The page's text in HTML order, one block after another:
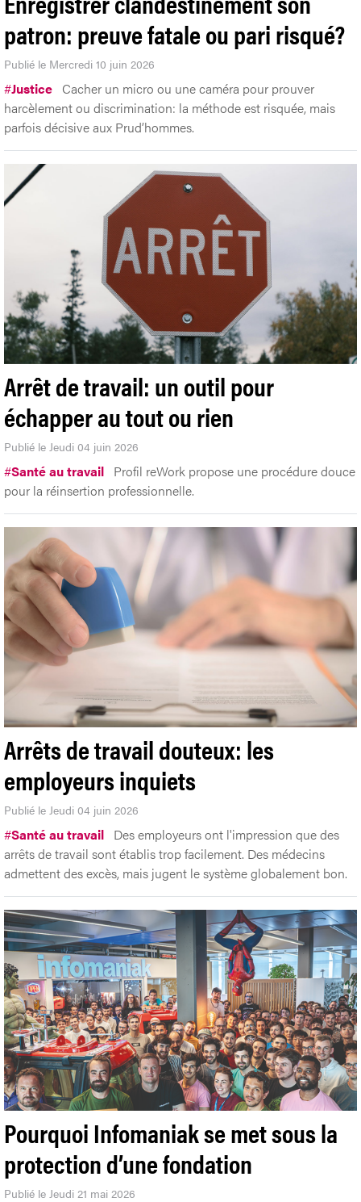
patron: preuve fatale ou pari risqué?
Publié le Mercredi 10 juin 2026
#Justice Cacher un micro ou une caméra pour prouver
harcèlement ou discrimination: la méthode est risquée, mais
parfois décisive aux Prud’hommes.
Arrêt de travail: un outil pour
échapper au tout ou rien
Publié le Jeudi 04 juin 2026
#Santé au travail Profil reWork propose une procédure douce
pour la réinsertion professionnelle.
Arrêts de travail douteux: les
employeurs inquiets
Publié le Jeudi 04 juin 2026
#Santé au travail Des employeurs ont l'impression que des
arrêts de travail sont établis trop facilement. Des médecins
admettent des excès, mais jugent le système globalement bon.
Pourquoi Infomaniak se met sous la
protection d’une fondation
Publié le Jeudi 21 mai 2026